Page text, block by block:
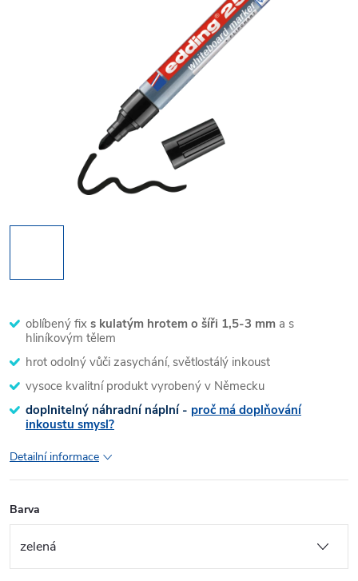
oblíbený fix s kulatým hrotem o šíři 1,5-3 mm a s
hliníkovým tělem
hrot odolný vůči zasychání, světlostálý inkoust
vysoce kvalitní produkt vyrobený v Německu
doplnitelný náhradní náplní - proč má doplňování
inkoustu smysl?
Detailní informace
Barva